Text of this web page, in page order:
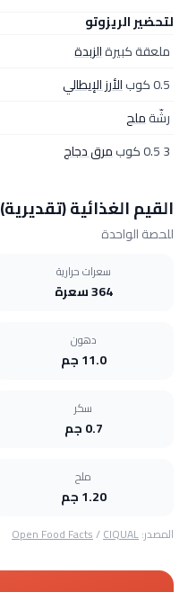
لتحضير الريزوتو
ملعقة كبيرةالزبدة
0.5 كوب
الأرز الإيطالي
رشّةملح
3 0.5 كوب
مرق دجاج
القيم الغذائية (تقديرية)
للحصة الواحدة
سعرات حرارية
364 سعرة
دهون
11.0 جم
سكر
0.7 جم
ملح
1.20 جم
المصدر: Open Food Facts/CIQUAL